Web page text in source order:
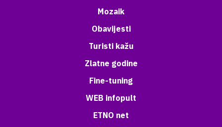
Mozaik
Obavijesti
Turisti kažu
Zlatne godine
Fine-tuning
WEB infopult
ETNO net